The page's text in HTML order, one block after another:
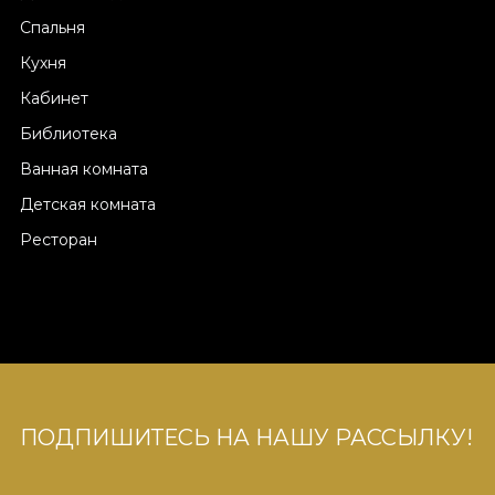
Спальня
Кухня
Кабинет
Библиотека
Ванная комната
Детская комната
Ресторан
ПОДПИШИТЕСЬ НА НАШУ РАССЫЛКУ!